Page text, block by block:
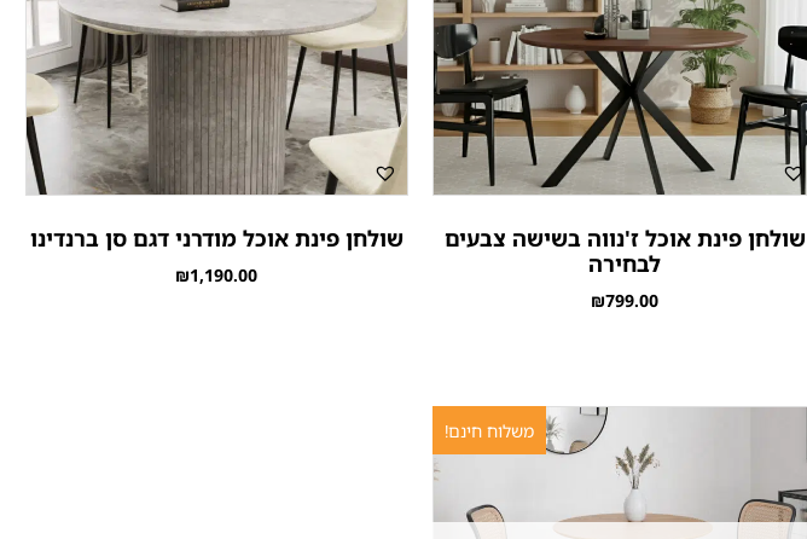
שולחן פינת אוכל ז'נווה בשישה צבעים
לבחירה
₪799.00
שולחן פינת אוכל מודרני דגם סן ברנדינו
₪1,190.00
משלוח חינם!